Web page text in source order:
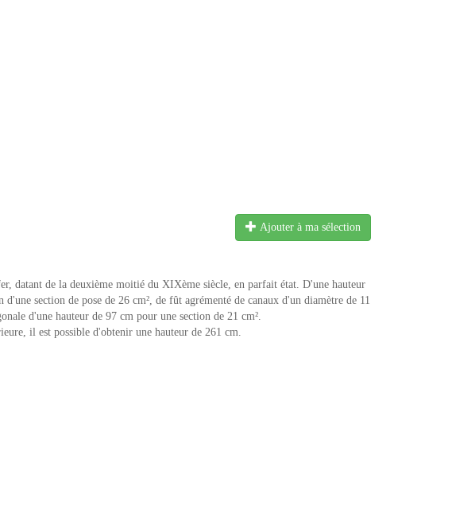
Ajouter à ma sélection
datant de la deuxième moitié du XIXème siècle, en parfait état. D'une hauteur
section de pose de 26 cm², de fût agrémenté de canaux d'un diamètre de 11
d'une hauteur de 97 cm pour une section de 21 cm².
il est possible d'obtenir une hauteur de 261 cm.